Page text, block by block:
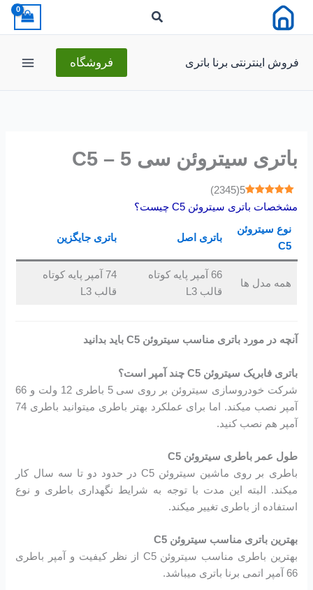
فروش اینترنتی برنا باتری فروشگاه
باتری سیتروئن سی 5 – C5
5
(
2345
)
مشخصات باتری سیتروئن C5 چیست؟
نوع سیتروئن
C5
باتری اصل باتری جایگزین
همه مدل ها
66 آمپر پایه کوتاه
قالب L3
74 آمپر پایه کوتاه
قالب L3
آنچه در مورد باتری مناسب سیتروئن C5 باید بدانید
باتری فابریک سیتروئن C5 چند آمپر است؟
شرکت خودروسازی سیتروئن بر روی سی 5 باطری 12 ولت و 66
آمپر نصب میکند. اما برای عملکرد بهتر باطری میتوانید باطری 74
آمپر هم نصب کنید.
طول عمر باطری سیتروئن C5
باطری بر روی ماشین سیتروئن C5 در حدود دو تا سه سال کار
میکند. البته این مدت با توجه به شرایط نگهداری باطری و نوع
استفاده از باطری تغییر میکند.
بهترین باتری مناسب سیتروئن C5
بهترین باطری مناسب سیتروئن C5 از نظر کیفیت و آمپر باطری
66 آمپر اتمی برنا باتری میباشد.